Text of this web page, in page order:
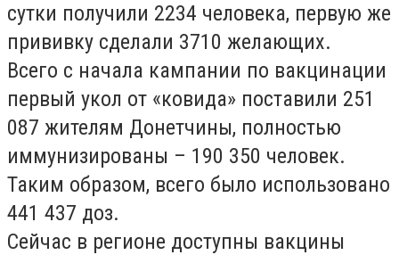
сутки получили 2234 человека, первую же
прививку сделали 3710 желающих.
Всего с начала кампании по вакцинации
первый укол от «ковида» поставили 251
087 жителям Донетчины, полностью
иммунизированы – 190 350 человек.
Таким образом, всего было использовано
441 437 доз.
Сейчас в регионе доступны вакцины